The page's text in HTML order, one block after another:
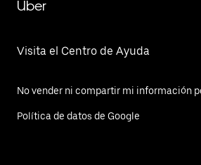
Uber
Visita el Centro de Ayuda
No vender ni compartir mi información
Política de datos de Google